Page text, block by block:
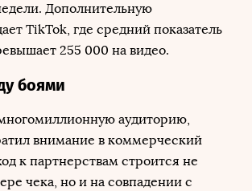
Дополнительную
TikTok, где средний показатель
255 000 на видео.
боями
аудиторию,
внимание в коммерческий
к партнерствам строится не
чека, но и на совпадении с